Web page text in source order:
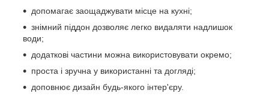
допомагає заощаджувати місце на кухні;
знімний піддон дозволяє легко видаляти надлишок
води;
додаткові частини можна використовувати окремо;
проста і зручна у використанні та догляді;
доповнює дизайн будь-якого інтер'єру.